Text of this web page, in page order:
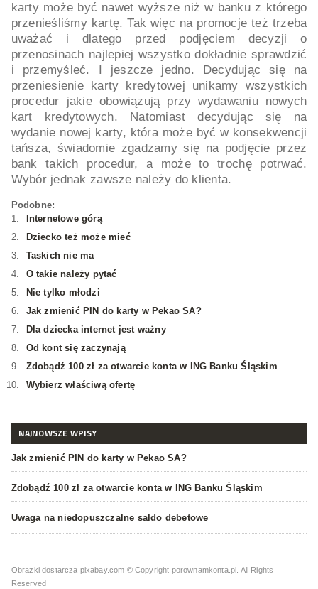
karty może być nawet wyższe niż w banku z którego
przenieśliśmy kartę. Tak więc na promocje też trzeba
uważać i dlatego przed podjęciem decyzji o
przenosinach najlepiej wszystko dokładnie sprawdzić
i przemyśleć. I jeszcze jedno. Decydując się na
przeniesienie karty kredytowej unikamy wszystkich
procedur jakie obowiązują przy wydawaniu nowych
kart kredytowych. Natomiast decydując się na
wydanie nowej karty, która może być w konsekwencji
tańsza, ‍świadomie zgadzamy się na podjęcie przez
bank takich procedur, a może to trochę potrwać.
Wybór jednak zawsze należy do klienta.
Podobne:
Internetowe górą
Dziecko też może mieć
Taskich nie ma
O takie należy pytać
Nie tylko młodzi
Jak zmienić PIN do karty w Pekao SA?
Dla dziecka internet jest ważny
Od kont się zaczynają
Zdobądź 100 zł za otwarcie konta w ING Banku Śląskim
Wybierz właściwą ofertę
NAJNOWSZE WPISY
Jak zmienić PIN do karty w Pekao SA?
Zdobądź 100 zł za otwarcie konta w ING Banku Śląskim
Uwaga na niedopuszczalne saldo debetowe
Obrazki dostarcza pixabay.com © Copyright porownamkonta.pl. All Rights
Reserved